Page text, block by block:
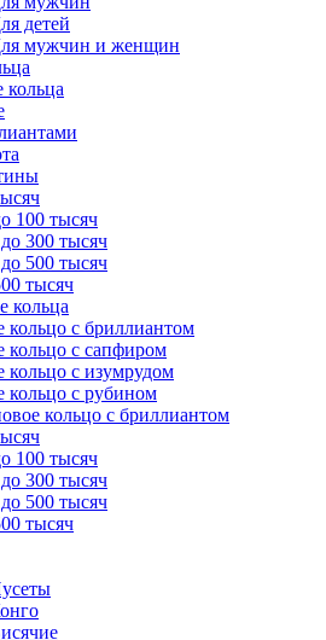
детей
мужчин и женщин
100 тысяч
300 тысяч
500 тысяч
тысяч
кольца
кольцо с бриллиантом
кольцо с сапфиром
кольцо с изумрудом
кольцо с рубином
кольцо с бриллиантом
100 тысяч
300 тысяч
500 тысяч
тысяч